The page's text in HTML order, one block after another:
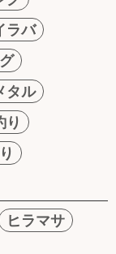
ラバ
タル
り
ヒラマサ